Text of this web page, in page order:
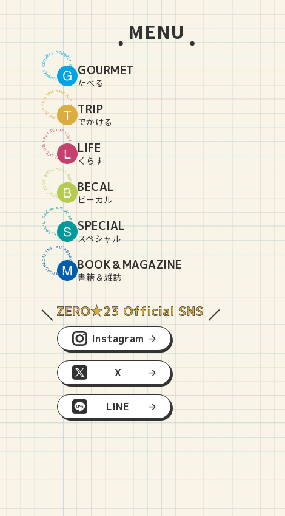
MENU
GOURME
T
G
O
U
R
M
E
T
G
O
U
R
M
E
T
G
O
U
RMET
GOURMET
たべる
TRIPT
RI
P
T
R
P
T
R
T
R
I
P
T
R
I
P
T
R
I
P
T
RIP
TRIP
でかける
LIFEL
IF
E
L
F
L
I
FE
F
E
L
I
F
E
L
I
F
E
L
IF
E
LIFE
LIFE
くらす
BECA
L
BE
C
A
L
B
E
C
A
B
E
C
A
L
B
E
C
A
L
BE
CAL
BECAL
ビーカル
SPECI
A
L
SP
E
C
A
L
S
P
CI
A
L
S
P
E
C
I
A
L
SP
E
CIAL
SPECIAL
スペシャル
BOOK
&M
A
G
A
Z
I
N
E
B
O
O
K
&
M
A
G
A
Z
I
NE
BOOK＆MAGAZINE
書籍＆雑誌
Instagram
X
LINE